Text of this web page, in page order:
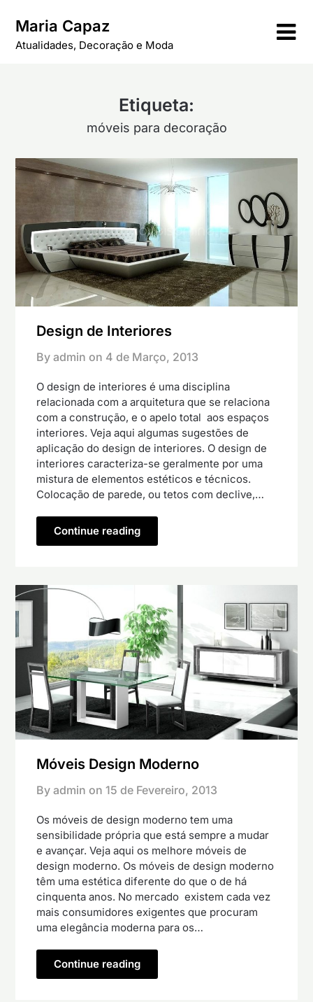
content
Maria Capaz
Atualidades, Decoração e Moda
Etiqueta:
móveis para decoração
Design de Interiores
By admin on 4 de Março, 2013
O design de interiores é uma disciplina
relacionada com a arquitetura que se relaciona
com a construção, e o apelo total aos espaços
interiores. Veja aqui algumas sugestões de
aplicação do design de interiores. O design de
interiores caracteriza-se geralmente por uma
mistura de elementos estéticos e técnicos.
Colocação de parede, ou tetos com declive,…
Continue reading
Móveis Design Moderno
By admin on 15 de Fevereiro, 2013
Os móveis de design moderno tem uma
sensibilidade própria que está sempre a mudar
e avançar. Veja aqui os melhore móveis de
design moderno. Os móveis de design moderno
têm uma estética diferente do que o de há
cinquenta anos. No mercado existem cada vez
mais consumidores exigentes que procuram
uma elegância moderna para os…
Continue reading